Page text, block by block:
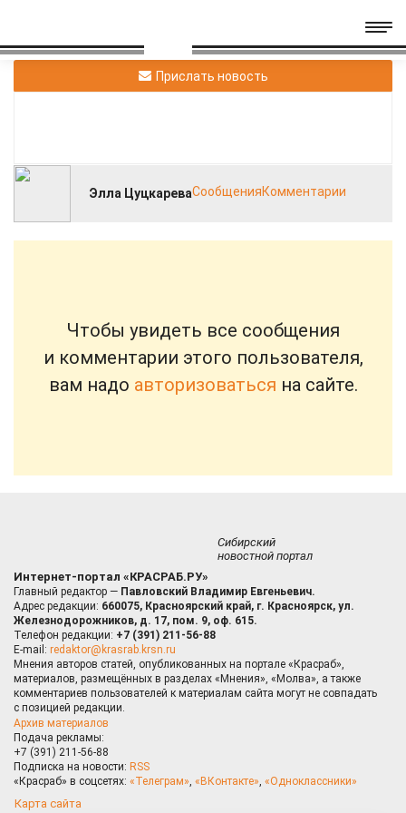
Прислать новость
Элла ЦуцкареваСообщенияКомментарии
Чтобы увидеть все сообщения
и комментарии этого пользователя,
вам надо авторизоваться на сайте.
Сибирский
новостной портал
Интернет-портал «КРАСРАБ.РУ»
Главный редактор — Павловский Владимир Евгеньевич.
Адрес редакции: 660075, Красноярский край, г. Красноярск, ул.
Железнодорожников, д. 17, пом. 9, оф. 615.
Телефон редакции: +7 (391) 211-56-88
E-mail: redaktor@krasrab.krsn.ru
Мнения авторов статей, опубликованных на портале «Красраб»,
материалов, размещённых в разделах «Мнения», «Молва», а также
комментариев пользователей к материалам сайта могут не совпадать
с позицией редакции.
Архив материалов
Подача рекламы:
+7 (391) 211-56-88
Подписка на новости: RSS
«Красраб» в соцсетях: «Телеграм», «ВКонтакте», «Одноклассники»
Карта сайта